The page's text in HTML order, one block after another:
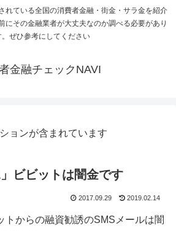
れている全国の消費者金融・街金・サラ金を紹介
にその金融業者が大丈夫なのか調べる必要があり
。ぜひ参考にしてください
金融チェックNAVI
ョンが含まれています
」ビビットは闇金です
2017.09.29 2019.02.14
トからの融資勧誘のSMSメールは闇